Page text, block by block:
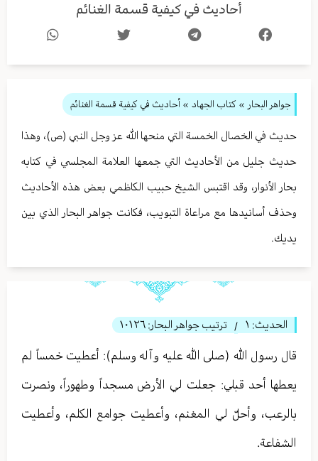
أحاديث في كيفية قسمة الغنائم
جواهر البحار » كتاب الجهاد » أحاديث في كيفية قسمة الغنائم
حديث في الخصال الخمسة التي منحها الله عز وجل النبي (ص)، وهذا
حديث جليل من الأحاديث التي جمعها العلامة المجلسي في كتابه
بحار الأنوار، وقد اقتبس الشيخ حبيب الكاظمي بعض هذه الأحاديث
وحذف أسانيدها مع مراعاة التبويب، فكانت جواهر البحار الذي بين
يديك.
الحديث: ١ / ترتيب جواهر البحار: ١٠١٢٦
قال رسول الله (صلى الله عليه وآله وسلم): أعطيت خمساً لم
يعطها أحد قبلي: جعلت لي الأرض مسجداً وطهوراً، ونصرت
بالرعب، وأحلّ لي المغنم، وأعطيت جوامع الكلم، وأعطيت
الشفاعة.